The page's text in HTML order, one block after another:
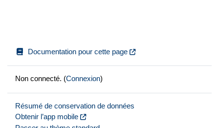
Documentation pour cette page
Non connecté. (Connexion)
Résumé de conservation de données
Obtenir l’app mobile